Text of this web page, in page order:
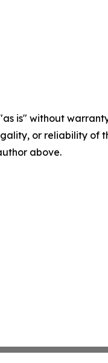
is" without
or reliability
above.